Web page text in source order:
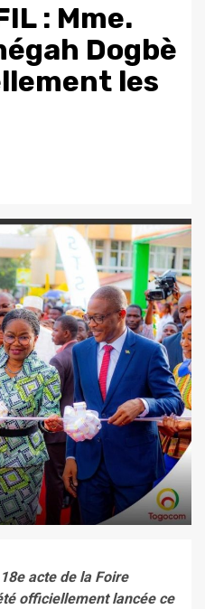
: Mme.
Dogbè
les
acte de la Foire
officiellement lancée ce